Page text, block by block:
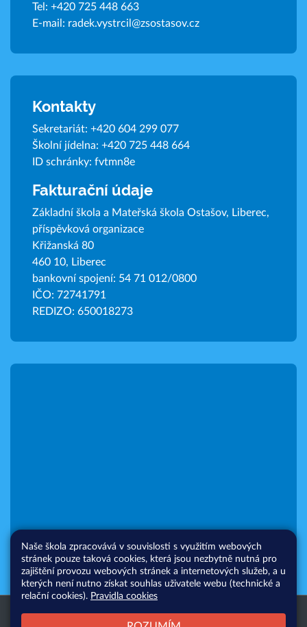
Tel: +420 725 448 663
E-mail: radek.vystrcil@zsostasov.cz
Kontakty
Sekretariát: +420 604 299 077
Školní jídelna: +420 725 448 664
ID schránky: fvtmn8e
Fakturační údaje
Základní škola a Mateřská škola Ostašov, Liberec,
příspěvková organizace
Křižanská 80
460 10, Liberec
bankovní spojení: 54 71 012/0800
IČO: 72741791
REDIZO: 650018273
Všechna práva vyhrazena. Copyright
Web školy
Naše škola zpracovává v souvislosti s využitím webových
stránek pouze taková cookies, která jsou nezbytně nutná pro
zajištění provozu webových stránek a internetových služeb, a u
kterých není nutno získat souhlas uživatele webu (technické a
relační cookies). Pravidla cookies